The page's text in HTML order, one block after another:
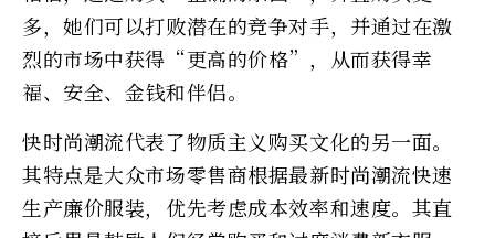
多，她们可以打败潜在的竞争对手，并通过在激
烈的市场中获得“更高的价格”，从而获得幸
福、安全、金钱和伴侣。
快时尚潮流代表了物质主义购买文化的另一面。
其特点是大众市场零售商根据最新时尚潮流快速
生产廉价服装，优先考虑成本效率和速度。其直